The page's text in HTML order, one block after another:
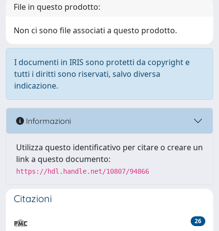
File in questo prodotto:
Non ci sono file associati a questo prodotto.
I documenti in IRIS sono protetti da copyright e
tutti i diritti sono riservati, salvo diversa
indicazione.
Informazioni
Utilizza questo identificativo per citare o creare un
link a questo documento:
https://hdl.handle.net/10807/94866
Citazioni
26